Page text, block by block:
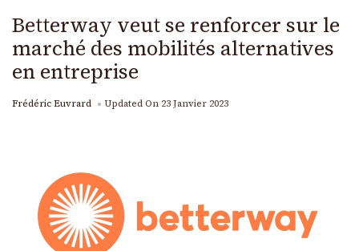
Betterway veut se renforcer sur le
marché des mobilités alternatives
en entreprise
Frédéric Euvrard Updated On 23 Janvier 2023